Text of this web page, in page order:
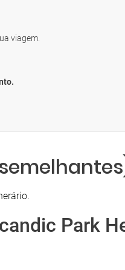
viagem.
Park